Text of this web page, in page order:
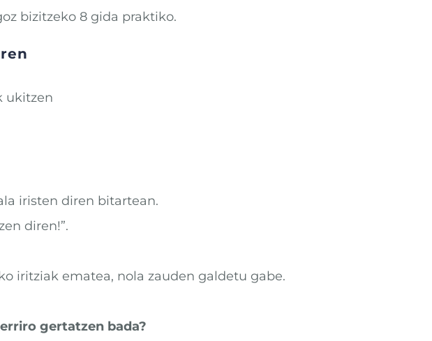
bizitzeko 8 gida praktiko.
ukitzen
iristen diren bitartean.
diren!”.
iritziak ematea, nola zauden galdetu gabe.
gertatzen bada?